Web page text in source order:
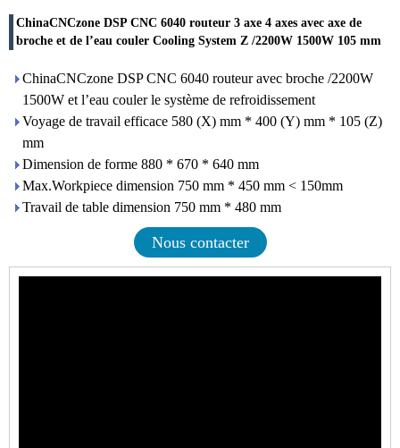
ChinaCNCzone DSP CNC 6040 routeur 3 axe 4 axes avec axe de
broche et de l’eau couler Cooling System Z /2200W 1500W 105 mm
ChinaCNCzone DSP CNC 6040 routeur avec broche /2200W
1500W et l’eau couler le système de refroidissement
Voyage de travail efficace 580 (X) mm * 400 (Y) mm * 105 (Z)
mm
Dimension de forme 880 * 670 * 640 mm
Max.Workpiece dimension 750 mm * 450 mm < 150mm
Travail de table dimension 750 mm * 480 mm
Nous contacter